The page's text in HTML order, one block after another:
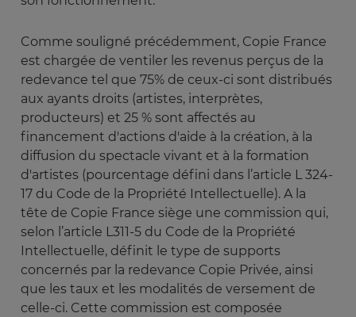
Comme souligné précédemment, Copie France
est chargée de ventiler les revenus perçus de la
redevance tel que 75% de ceux-ci sont distribués
aux ayants droits (artistes, interprètes,
producteurs) et 25 % sont affectés au
financement d'actions d'aide à la création, à la
diffusion du spectacle vivant et à la formation
d'artistes (pourcentage défini dans l’article L 324-
17 du Code de la Propriété Intellectuelle). A la
tête de Copie France siège une commission qui,
selon l’article L311-5 du Code de la Propriété
Intellectuelle, définit le type de supports
concernés par la redevance Copie Privée, ainsi
que les taux et les modalités de versement de
celle-ci. Cette commission est composée